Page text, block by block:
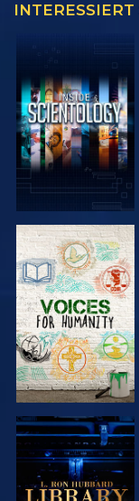
INTERESSIERT
SERIE
ENTDECKEN
SERIE
ENTDECKEN